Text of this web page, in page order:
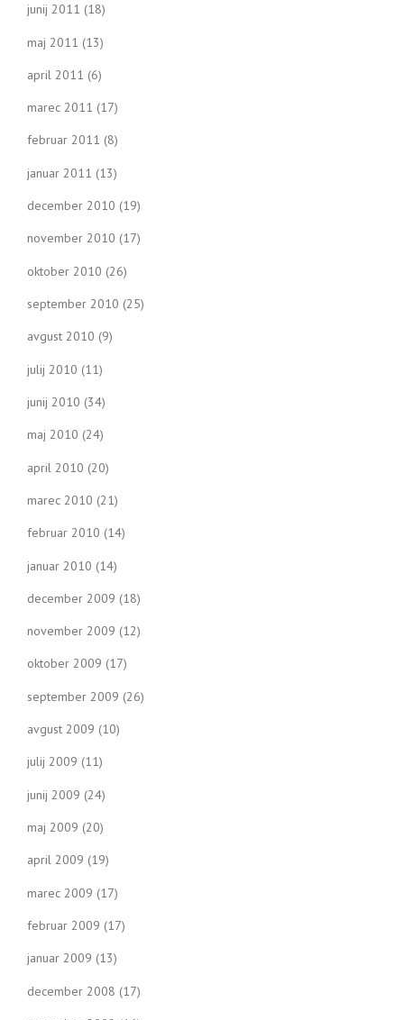
junij 2011 (18)
maj 2011 (13)
april 2011 (6)
marec 2011 (17)
februar 2011 (8)
januar 2011 (13)
december 2010 (19)
november 2010 (17)
oktober 2010 (26)
september 2010 (25)
avgust 2010 (9)
julij 2010 (11)
junij 2010 (34)
maj 2010 (24)
april 2010 (20)
marec 2010 (21)
februar 2010 (14)
januar 2010 (14)
december 2009 (18)
november 2009 (12)
oktober 2009 (17)
september 2009 (26)
avgust 2009 (10)
julij 2009 (11)
junij 2009 (24)
maj 2009 (20)
april 2009 (19)
marec 2009 (17)
februar 2009 (17)
januar 2009 (13)
december 2008 (17)